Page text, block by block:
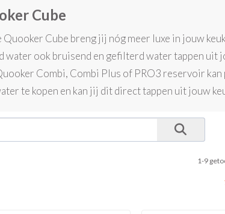
Cube
Quooker Cube breng jij nóg meer luxe in jouw
water ook bruisend en gefilterd water tappen uit
Combi, Combi Plus of PRO3 reservoir
te kopen en kan jij dit direct tappen uit jouw
1-9